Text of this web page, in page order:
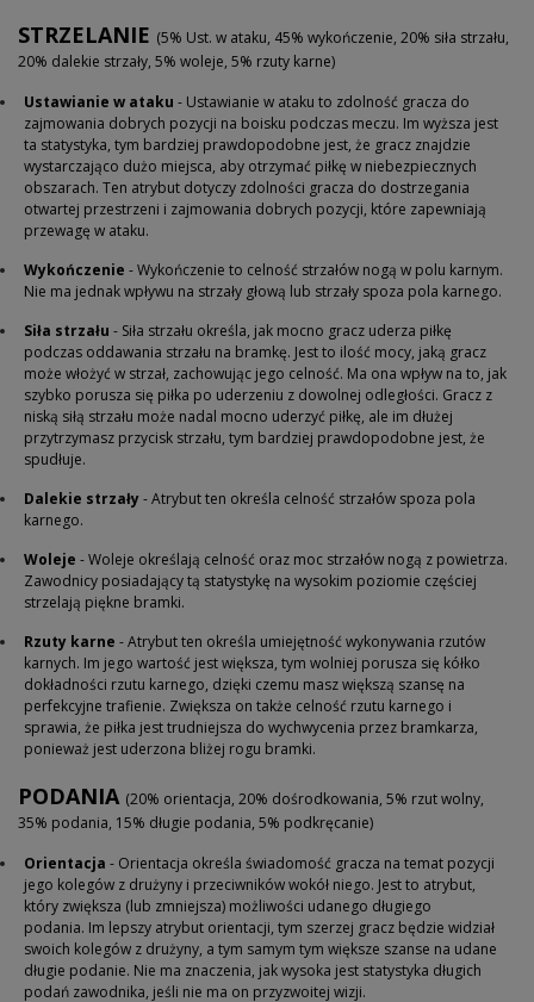
STRZELANIE (5% Ust. w ataku, 45% wykończenie, 20% siła strzału,
20% dalekie strzały, 5% woleje, 5% rzuty karne)
Ustawianie w ataku - Ustawianie w ataku to zdolność gracza do
zajmowania dobrych pozycji na boisku podczas meczu. Im wyższa jest
ta statystyka, tym bardziej prawdopodobne jest, że gracz znajdzie
wystarczająco dużo miejsca, aby otrzymać piłkę w niebezpiecznych
obszarach. Ten atrybut dotyczy zdolności gracza do dostrzegania
otwartej przestrzeni i zajmowania dobrych pozycji, które zapewniają
przewagę w ataku.
Wykończenie - Wykończenie to celność strzałów nogą w polu karnym.
Nie ma jednak wpływu na strzały głową lub strzały spoza pola karnego.
Siła strzału - Siła strzału określa, jak mocno gracz uderza piłkę
podczas oddawania strzału na bramkę. Jest to ilość mocy, jaką gracz
może włożyć w strzał, zachowując jego celność. Ma ona wpływ na to, jak
szybko porusza się piłka po uderzeniu z dowolnej odległości. Gracz z
niską siłą strzału może nadal mocno uderzyć piłkę, ale im dłużej
przytrzymasz przycisk strzału, tym bardziej prawdopodobne jest, że
spudłuje.
Dalekie strzały- Atrybut ten określa celność strzałów spoza pola
karnego.
Woleje - Woleje określają celność oraz moc strzałów nogą z powietrza.
Zawodnicy posiadający tą statystykę na wysokim poziomie częściej
strzelają piękne bramki.
Rzuty karne - Atrybut ten określa umiejętność wykonywania rzutów
karnych. Im jego wartość jest większa, tym wolniej porusza się kółko
dokładności rzutu karnego, dzięki czemu masz większą szansę na
perfekcyjne trafienie. Zwiększa on także celność rzutu karnego i
sprawia, że piłka jest trudniejsza do wychwycenia przez bramkarza,
ponieważ jest uderzona bliżej rogu bramki.
PODANIA (20% orientacja, 20% dośrodkowania, 5% rzut wolny,
35% podania, 15% długie podania, 5% podkręcanie)
Orientacja - Orientacja określa świadomość gracza na temat pozycji
jego kolegów z drużyny i przeciwników wokół niego. Jest to atrybut,
który zwiększa (lub zmniejsza) możliwości udanego długiego
podania. Im lepszy atrybut orientacji, tym szerzej gracz będzie widział
swoich kolegów z drużyny, a tym samym tym większe szanse na udane
długie podanie. Nie ma znaczenia, jak wysoka jest statystyka długich
podań zawodnika, jeśli nie ma on przyzwoitej wizji.